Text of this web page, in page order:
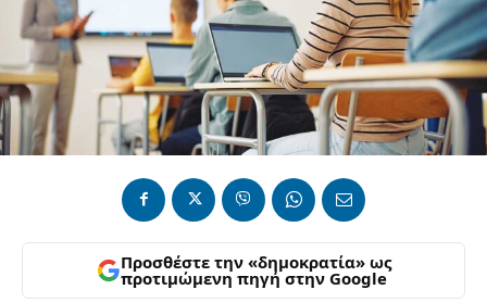
Προσθέστε την «δημοκρατία» ως
προτιμώμενη πηγή στην Google